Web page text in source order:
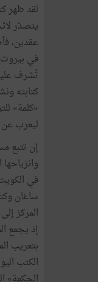
لقد ظهر
يتصدّر
عقدين،
في بيروت
تُشرف
كتابته
«كلمة»
ليعرب عن
إن تتبع
وانزياحها
في
ساغان
المركزإلى
إذ يجمع
بتعريب
الكتب